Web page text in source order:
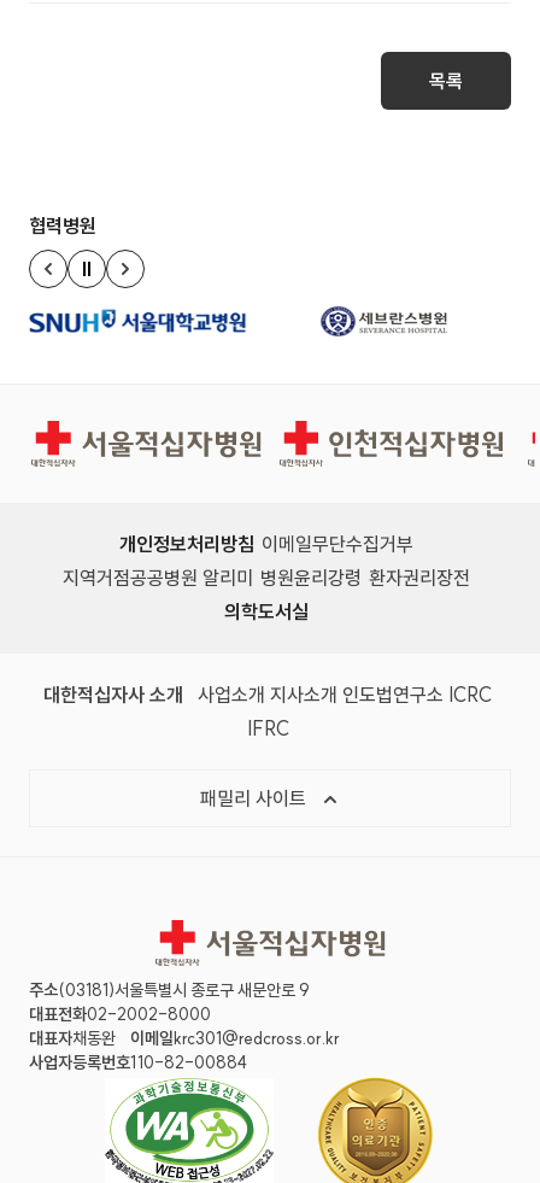
목록
협력병원
이전 슬라이드
정지
다음 슬라이드
서울적십자병원 인천적십자병원
개인정보처리방침 이메일무단수집거부
지역거점공공병원 알리미
병원윤리강령 환자권리장전
의학도서실
대한적십자사 소개 (새 창)
사업소개 (새 창)
지사소개 (새 창)
인도법연구소 (새 창)
ICRC(국제
IFRC(국제적십자사연맹, 새 창)
패밀리 사이트 목록 열기
서울적십자병원
주소(03181)서울특별시 종로구 새문안로 9
대표전화02-2002-8000
대표자채동완 이메일krc301@redcross.or.kr
사업자등록번호110-82-00884